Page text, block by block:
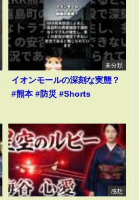
未分類
イオンモールの深刻な実態？
#熊本 #防災 #Shorts
感想